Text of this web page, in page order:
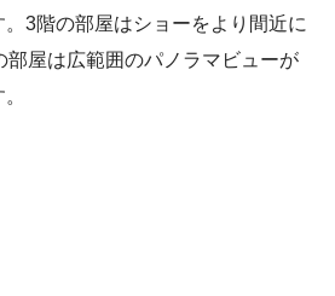
3階の部屋はショーをより間近に
部屋は広範囲のパノラマビューが